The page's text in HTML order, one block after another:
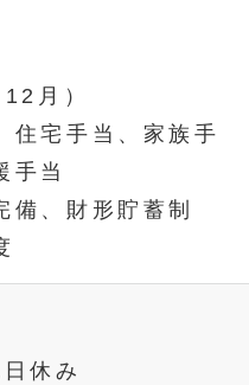
月）
住宅手当、家族手
手当
備、財形貯蓄制
休み